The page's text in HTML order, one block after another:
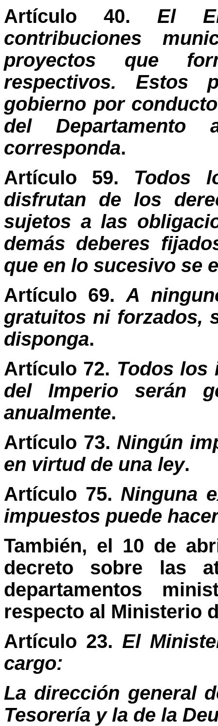
Artículo 40. El
contribuciones
proyectos que
respectivos. Estos
gobierno por
del
corresponda.
Artículo 59. Todos
disfrutan de los
sujetos a las
demás deberes
que en lo sucesivo se
Artículo 69. A
gratuitos ni forzados,
disponga.
Artículo 72. Todos los
del Imperio serán
anualmente.
Artículo 73. Ningún
en virtud de una ley.
Artículo 75. Ninguna
impuestos puede
También, el 10 de
decreto sobre las
departamentos
respecto al Ministerio
Artículo 23. El
cargo:
La dirección general
Tesorería y la de la